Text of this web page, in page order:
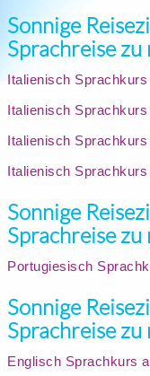
Sonnige
Sprachreise zu
Italienisch
Italienisch
Italienisch Sprachkurs
Italienisch
Sonnige
Sprachreise zu
Portugiesisch
Sonnige
Sprachreise zu
Englisch Sprachkurs